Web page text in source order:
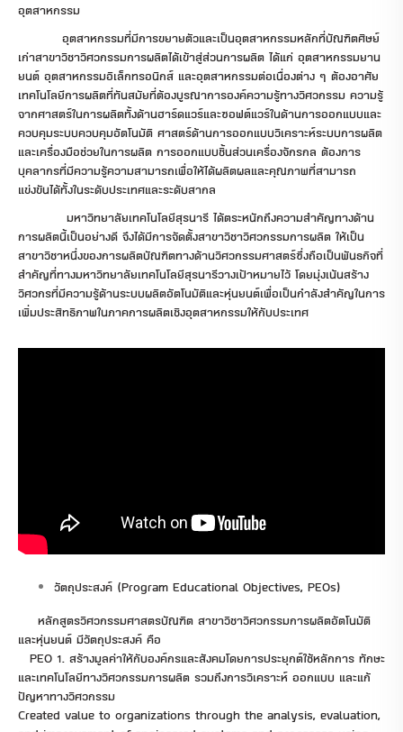
อุตสาหกรรม
อุตสาหกรรมที่มีการขยายตัวและเป็นอุตสาหกรรมหลักที่บัณฑิตศิษย์
เก่าสาขาวิชาวิศวกรรมการผลิตได้เข้าสู่ส่วนการผลิต ได้แก่ อุตสาหกรรมยาน
ยนต์ อุตสาหกรรมอิเล็กทรอนิกส์ และอุตสาหกรรมต่อเนื่องต่าง ๆ ต้องอาศัย
เทคโนโลยีการผลิตที่ทันสมัยที่ต้องบูรณาการองค์ความรู้ทางวิศวกรรม ความรู้
จากศาสตร์ในการผลิตทั้งด้านฮาร์ดแวร์และซอฟต์แวร์ในด้านการออกแบบและ
ควบคุมระบบควบคุมอัตโนมัติ ศาสตร์ด้านการออกแบบวิเคราะห์ระบบการผลิต
และเครื่องมือช่วยในการผลิต การออกแบบชิ้นส่วนเครื่องจักรกล ต้องการ
บุคลากรที่มีความรู้ความสามารถเพื่อให้ได้ผลิตผลและคุณภาพที่สามารถ
แข่งขันได้ทั้งในระดับประเทศและระดับสากล
มหาวิทยาลัยเทคโนโลยีสุรนารี ได้ตระหนักถึงความสำคัญทางด้าน
การผลิตนี้เป็นอย่างดี จึงได้มีการจัดตั้งสาขาวิชาวิศวกรรมการผลิต ให้เป็น
สาขาวิชาหนึ่งของการผลิตบัณฑิตทางด้านวิศวกรรมศาสตร์ซึ่งถือเป็นพันธกิจที่
สำคัญที่ทางมหาวิทยาลัยเทคโนโลยีสุรนารีวางเป้าหมายไว้ โดยมุ่งเน้นสร้าง
วิศวกรที่มีความรู้ด้านระบบผลิตอัตโนมัติและหุ่นยนต์เพื่อเป็นกำลังสำคัญในการ
เพิ่มประสิทธิภาพในภาคการผลิตเชิงอุตสาหกรรมให้กับประเทศ
วัตถุประสงค์ (Program Educational Objectives, PEOs)
หลักสูตรวิศวกรรมศาสตรบัณฑิต สาขาวิชาวิศวกรรมการผลิตอัตโนมัติ
และหุ่นยนต์ มีวัตถุประสงค์ คือ
PEO 1. สร้างมูลค่าให้กับองค์กรและสังคมโดยการประยุกต์ใช้หลักการ ทักษะ
และเทคโนโลยีทางวิศวกรรมการผลิต รวมถึงการวิเคราะห์ ออกแบบ และแก้
ปัญหาทางวิศวกรรม
Created value to organizations through the analysis, evaluation,